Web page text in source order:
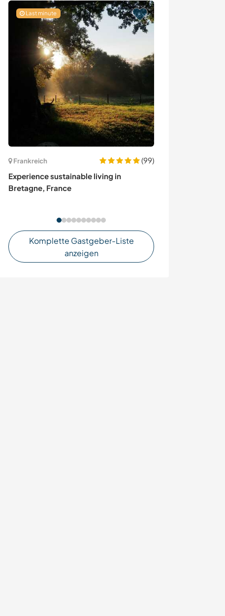
Last minute
Frankreich
(99)
Experience sustainable living in
Bretagne, France
Komplette Gastgeber-Liste
anzeigen